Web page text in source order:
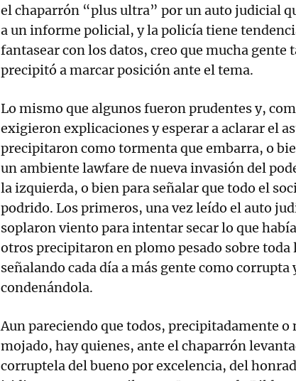
el chaparrón “plus ultra” por un auto judicial
a un informe policial, y la policía tiene
fantasear con los datos, creo que mucha gente
precipitó a marcar posición ante el tema.
Lo mismo que algunos fueron prudentes y,
exigieron explicaciones y esperar a aclarar el
precipitaron como tormenta que embarra, o
un ambiente lawfare de nueva invasión del
la izquierda, o bien para señalar que todo el
podrido. Los primeros, una vez leído el auto
soplaron viento para intentar secar lo que
otros precipitaron en plomo pesado sobre toda
señalando cada día a más gente como corrupta
condenándola.
Aun pareciendo que todos, precipitadamente o
mojado, hay quienes, ante el chaparrón
corruptela del bueno por excelencia, del